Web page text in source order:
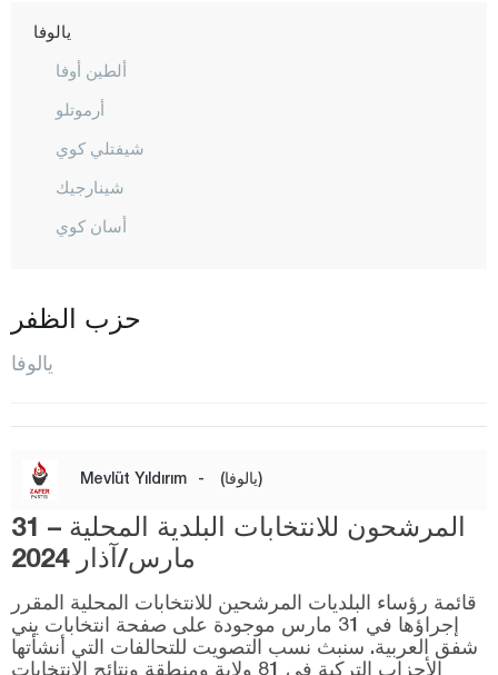
يالوفا
ألطين أوفا
أرموتلو
شيفتلي كوي
شينارجيك
أسان كوي
قايتاز دري
تيرمال
تشويقيه
يوزغات
زونغولداك
حزب الظفر
يالوفا
Mevlüt Yıldırım - (يالوفا)
المرشحون للانتخابات البلدية المحلية – 31
مارس/آذار 2024
قائمة رؤساء البلديات المرشحين للانتخابات المحلية المقرر
إجراؤها في 31 مارس موجودة على صفحة انتخابات يني
شفق العربية. سنبث نسب التصويت للتحالفات التي أنشأتها
الأحزاب التركية في 81 ولاية ومنطقة ونتائج الانتخابات